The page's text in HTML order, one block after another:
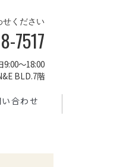
せください
7517
9:00～18:00
BLD.7階
い合わせ